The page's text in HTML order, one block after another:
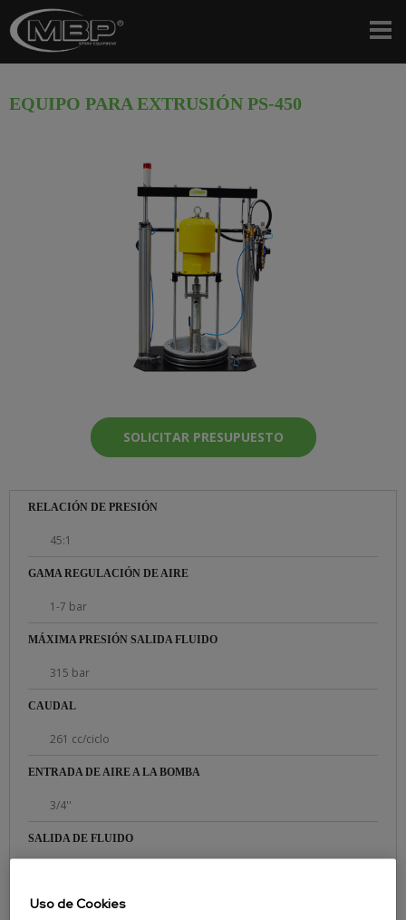
EQUIPO PARA EXTRUSIÓN PS-450
SOLICITAR PRESUPUESTO
RELACIÓN DE PRESIÓN
45:1
GAMA REGULACIÓN DE AIRE
1-7 bar
MÁXIMA PRESIÓN SALIDA FLUIDO
315 bar
CAUDAL
261 cc/ciclo
ENTRADA DE AIRE A LA BOMBA
3/4''
SALIDA DE FLUIDO
PESO
Uso de Cookies